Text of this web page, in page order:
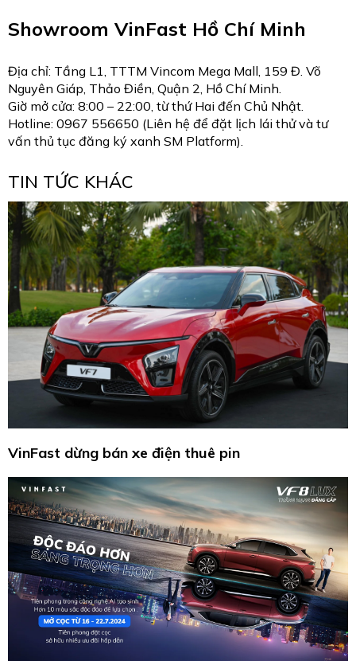
Showroom VinFast Hồ Chí Minh
Địa chỉ: Tầng L1, TTTM Vincom Mega Mall, 159 Đ. Võ
Nguyên Giáp, Thảo Điền, Quận 2, Hồ Chí Minh.
Giờ mở cửa: 8:00 – 22:00, từ thứ Hai đến Chủ Nhật.
Hotline: 0967 556650 (Liên hệ để đặt lịch lái thử và tư
vấn thủ tục đăng ký xanh SM Platform).
TIN TỨC KHÁC
VinFast dừng bán xe điện thuê pin